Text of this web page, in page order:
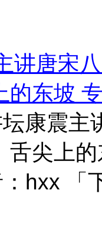
讲唐宋
的东坡
康震主
舌尖上
hxx 「